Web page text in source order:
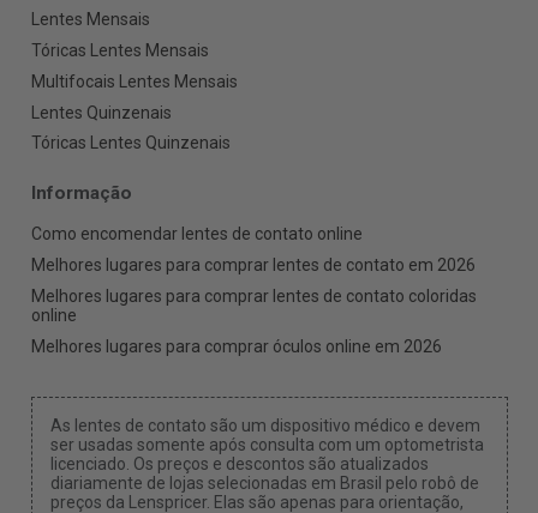
Lentes Mensais
Tóricas Lentes Mensais
Multifocais Lentes Mensais
Lentes Quinzenais
Tóricas Lentes Quinzenais
Informação
Como encomendar lentes de contato online
Melhores lugares para comprar lentes de contato em 2026
Melhores lugares para comprar lentes de contato coloridas
online
Melhores lugares para comprar óculos online em 2026
As lentes de contato são um dispositivo médico e devem
ser usadas somente após consulta com um optometrista
licenciado. Os preços e descontos são atualizados
diariamente de lojas selecionadas em Brasil pelo robô de
preços da Lenspricer. Elas são apenas para orientação,